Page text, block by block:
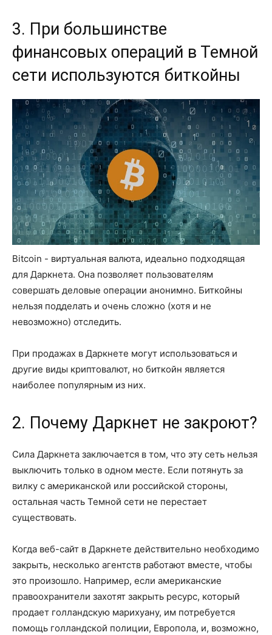
3. При большинстве
финансовых операций в Темной
сети используются биткойны
Bitcoin - виртуальная валюта, идеально подходящая
для Даркнета. Она позволяет пользователям
совершать деловые операции анонимно. Биткойны
нельзя подделать и очень сложно (хотя и не
невозможно) отследить.
При продажах в Даркнете могут использоваться и
другие виды криптовалют, но биткойн является
наиболее популярным из них.
2. Почему Даркнет не закроют?
Сила Даркнета заключается в том, что эту сеть нельзя
выключить только в одном месте. Если потянуть за
вилку с американской или российской стороны,
остальная часть Темной сети не перестает
существовать.
Когда веб-сайт в Даркнете действительно необходимо
закрыть, несколько агентств работают вместе, чтобы
это произошло. Например, если американские
правоохранители захотят закрыть ресурс, который
продает голландскую марихуану, им потребуется
помощь голландской полиции, Европола, и, возможно,